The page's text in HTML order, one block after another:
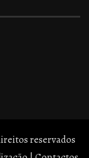
reservados